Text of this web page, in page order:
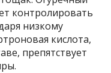
контролировать
низкому
кислота,
препятствует